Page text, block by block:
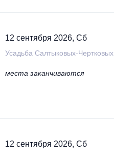
12 сентября 2026, Сб
Усадьба Салтыковых-Чертковых
места заканчиваются
12 сентября 2026, Сб